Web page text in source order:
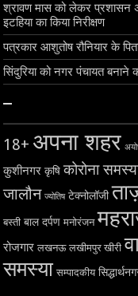
श्रावण मास को लेकर प्रशासन
इटहिया का किया निरीक्षण
पत्रकार आशुतोष रौनियार के
सिंदुरिया को नगर पंचायत बनाने
–
18+ अपना शहर
कुशीनगर कृषि कोरोना
जालौन ज्योतिष टेक्नोलॉजी
बस्ती बाल दर्पण मनोरंजन
रोजगार लखनऊ लखीमपुर खीरी
समस्या सम्पादकीय